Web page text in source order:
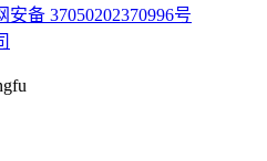
安备 37050202370996号